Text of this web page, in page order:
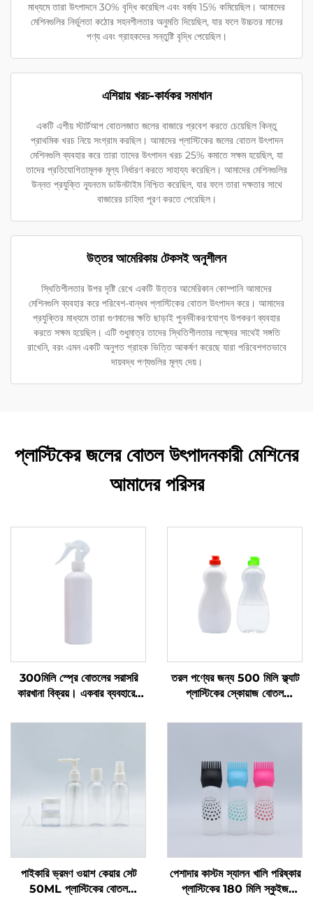
মাধ্যমে তারা উৎপাদনে 30% বৃদ্ধি করেছিল এবং বর্জ্য 15% কমিয়েছিল। আমাদের
মেশিনগুলির নির্ভুলতা কঠোর সহনশীলতার অনুমতি দিয়েছিল, যার ফলে উচ্চতর মানের
পণ্য এবং গ্রাহকদের সন্তুষ্টি বৃদ্ধি পেয়েছিল।
এশিয়ায় খরচ-কার্যকর সমাধান
একটি এশীয় স্টার্টআপ বোতলজাত জলের বাজারে প্রবেশ করতে চেয়েছিল কিন্তু
প্রাথমিক খরচ নিয়ে সংগ্রাম করছিল। আমাদের প্লাস্টিকের জলের বোতল উৎপাদন
মেশিনগুলি ব্যবহার করে তারা তাদের উৎপাদন খরচ 25% কমাতে সক্ষম হয়েছিল, যা
তাদের প্রতিযোগিতামূলক মূল্য নির্ধারণ করতে সাহায্য করেছিল। আমাদের মেশিনগুলির
উন্নত প্রযুক্তি ন্যূনতম ডাউনটাইম নিশ্চিত করেছিল, যার ফলে তারা দক্ষতার সাথে
বাজারের চাহিদা পূরণ করতে পেরেছিল।
উত্তর আমেরিকায় টেকসই অনুশীলন
স্থিতিশীলতার উপর দৃষ্টি রেখে একটি উত্তর আমেরিকান কোম্পানি আমাদের
মেশিনগুলি ব্যবহার করে পরিবেশ-বান্ধব প্লাস্টিকের বোতল উৎপাদন করে। আমাদের
প্রযুক্তির মাধ্যমে তারা গুণমানের ক্ষতি ছাড়াই পুনর্নবীকরণযোগ্য উপকরণ ব্যবহার
করতে সক্ষম হয়েছিল। এটি শুধুমাত্র তাদের স্থিতিশীলতার লক্ষ্যের সাথেই সঙ্গতি
রাখেনি, বরং এমন একটি অনুগত গ্রাহক ভিত্তি আকর্ষণ করেছে যারা পরিবেশগতভাবে
দায়বদ্ধ পণ্যগুলির মূল্য দেয়।
প্লাস্টিকের জলের বোতল উৎপাদনকারী মেশিনের
আমাদের পরিসর
300মিলি স্প্রে বোতলের সরাসরি
কারখানা বিক্রয়। একবার ব্যবহারের
প্লাস্টিকের বোতল
তরল পণ্যের জন্য 500 মিলি ফ্ল্যাট
প্লাস্টিকের স্কোয়াজ বোতল
প্লাস্টিকের বোতল ডিশ সোপ এবং পেট
পাইকারি ভ্রমণ ওয়াশ কেয়ার সেট
50ML প্লাস্টিকের বোতল
পেশাদার কাস্টম স্যালন খালি পরিষ্কার
প্লাস্টিকের 180 মিলি স্কুইজ